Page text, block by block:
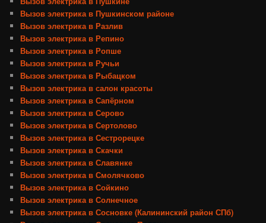
Вызов электрика в Пушкинском районе
Вызов электрика в Разлив
Вызов электрика в Репино
Вызов электрика в Ропше
Вызов электрика в Ручьи
Вызов электрика в Рыбацком
Вызов электрика в салон красоты
Вызов электрика в Сапёрном
Вызов электрика в Серово
Вызов электрика в Сертолово
Вызов электрика в Сестрорецке
Вызов электрика в Скачки
Вызов электрика в Славянке
Вызов электрика в Смолячково
Вызов электрика в Сойкино
Вызов электрика в Солнечное
Вызов электрика в Сосновке (Калининский район СПб)